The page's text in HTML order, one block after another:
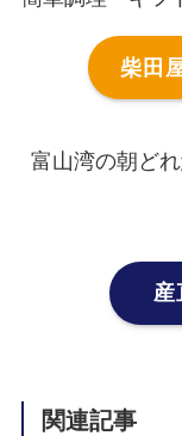
柴田
富山湾の朝ど
産
関連記事